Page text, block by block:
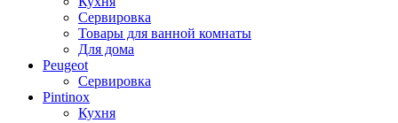
Сервировка
Товары для ванной комнаты
Для дома
Peugeot
Сервировка
Pintinox
Кухня